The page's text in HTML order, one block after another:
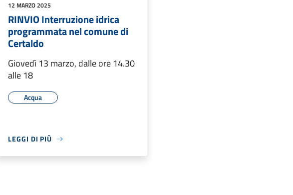
12 MARZO 2025
RINVIO Interruzione idrica
programmata nel comune di
Certaldo
Giovedì 13 marzo, dalle ore 14.30
alle 18
Acqua
LEGGI DI PIÙ